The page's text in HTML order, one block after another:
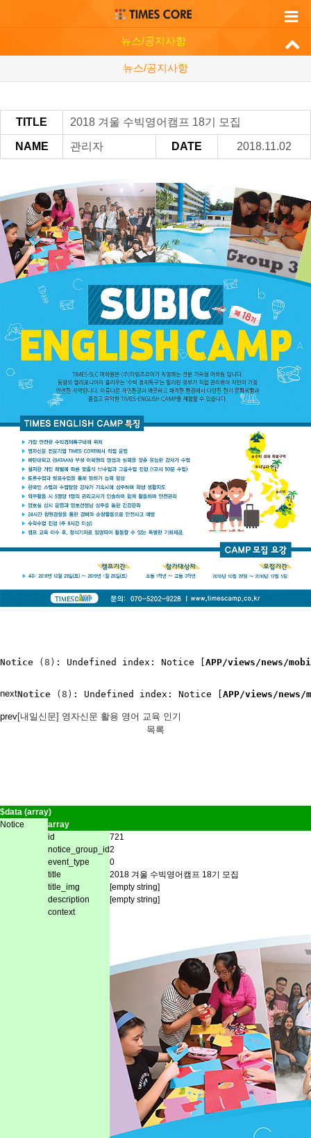
뉴스/공지사항
뉴스/공지사항
TITLE 2018 겨울 수빅영어캠프 18기 모집
NAME 관리자 DATE 2018.11.02
Notice (8) : Undefined index: Notice [ APP/views/news/
nextNotice (8) : Undefined index: Notice [APP/views/
prev[내일신문] 영자신문 활용 영어 교육 인기
목록
$data (array)
Notice
array
id
721
notice_group_id2
event_type
0
title
2018 겨울 수빅영어캠프 18기 모집
title_img
[empty string]
description
[empty string]
context